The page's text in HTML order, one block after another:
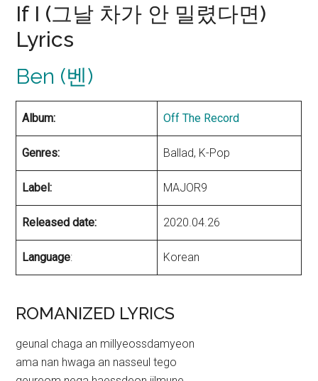
If I (그날 차가 안 밀렸다면)
Lyrics
Ben (벤)
Album: Off The Record
Genres: Ballad, K-Pop
Label: MAJOR9
Released date: 2020.04.26
Language: Korean
ROMANIZED LYRICS
geunal chaga an millyeossdamyeon
ama nan hwaga an nasseul tego